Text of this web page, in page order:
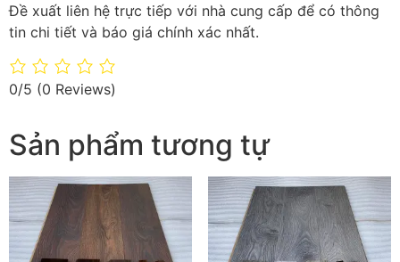
Đề xuất liên hệ trực tiếp với nhà cung cấp để có thông
tin chi tiết và báo giá chính xác nhất.
0/5 (0 Reviews)
Sản phẩm tương tự